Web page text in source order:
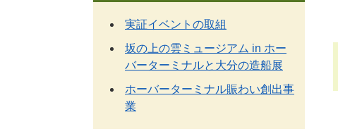
実証イベントの取組
坂の上の雲ミュージアム in ホー
バーターミナルと大分の造船展
ホーバーターミナル賑わい創出事
業